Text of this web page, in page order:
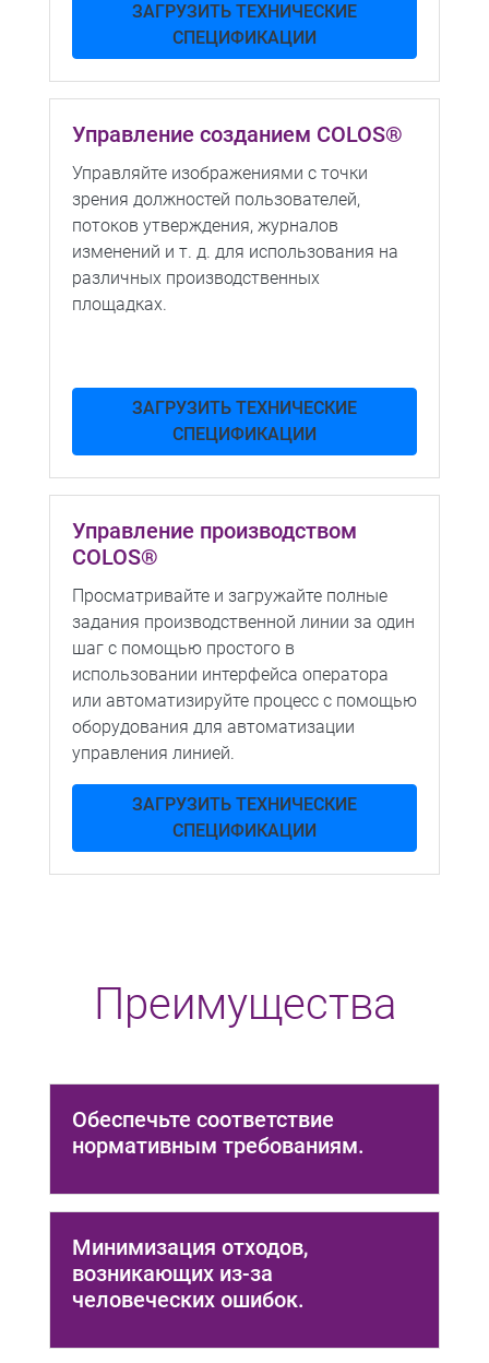
ЗАГРУЗИТЬ ТЕХНИЧЕСКИЕ
СПЕЦИФИКАЦИИ
Управление созданием COLOS®
Управляйте изображениями с точки
зрения должностей пользователей,
потоков утверждения, журналов
изменений и т. д. для использования на
различных производственных
площадках.
ЗАГРУЗИТЬ ТЕХНИЧЕСКИЕ
СПЕЦИФИКАЦИИ
Управление производством
COLOS®
Просматривайте и загружайте полные
задания производственной линии за один
шаг с помощью простого в
использовании интерфейса оператора
или автоматизируйте процесс с помощью
оборудования для автоматизации
управления линией.
ЗАГРУЗИТЬ ТЕХНИЧЕСКИЕ
СПЕЦИФИКАЦИИ
Преимущества
Обеспечьте соответствие
нормативным требованиям.
Минимизация отходов,
возникающих из-за
человеческих ошибок.